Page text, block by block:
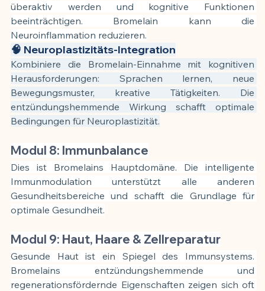
überaktiv werden und kognitive Funktionen
beeinträchtigen. Bromelain kann die
Neuroinflammation reduzieren.
🧠 Neuroplastizitäts-Integration
Kombiniere die Bromelain-Einnahme mit kognitiven
Herausforderungen: Sprachen lernen, neue
Bewegungsmuster, kreative Tätigkeiten. Die
entzündungshemmende Wirkung schafft optimale
Bedingungen für Neuroplastizität.
Modul 8: Immunbalance
Dies ist Bromelains Hauptdomäne. Die intelligente
Immunmodulation unterstützt alle anderen
Gesundheitsbereiche und schafft die Grundlage für
optimale Gesundheit.
Modul 9: Haut, Haare & Zellreparatur
Gesunde Haut ist ein Spiegel des Immunsystems.
Bromelains entzündungshemmende und
regenerationsfördernde Eigenschaften zeigen sich oft